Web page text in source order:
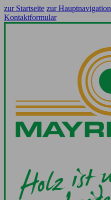
zur Startseite zur Hauptnavigation
Kontaktformular